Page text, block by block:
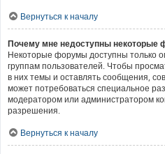
Вернуться к началу
Почему мне недоступны некоторые
Некоторые форумы доступны только
группам пользователей. Чтобы
в них темы и оставлять сообщения,
может потребоваться специальное
модератором или администратором
разрешения.
Вернуться к началу